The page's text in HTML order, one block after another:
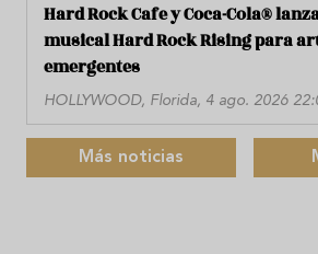
Hard Rock Cafe y Coca-Cola®
musical Hard Rock Rising para
emergentes
HOLLYWOOD, Florida, 4 ago. 2026
Más noticias